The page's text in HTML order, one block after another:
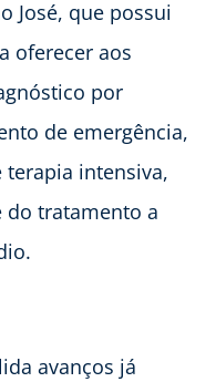
José, que possui
oferecer aos
por
de emergência,
terapia intensiva,
do tratamento a
avanços já